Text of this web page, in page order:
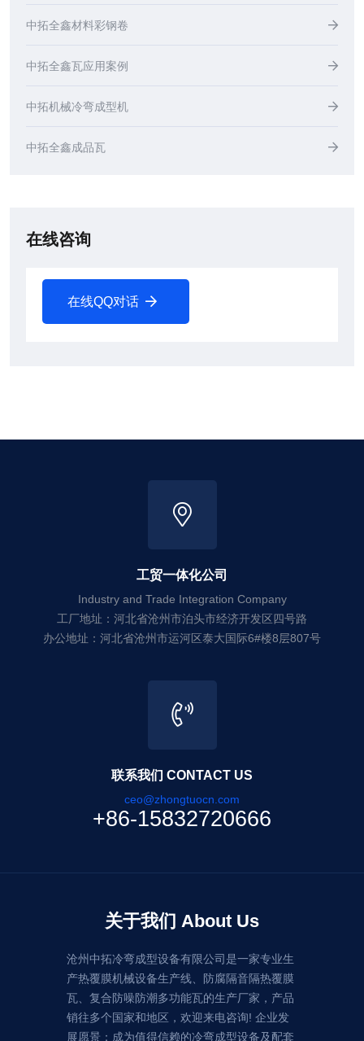
中拓全鑫材料彩钢卷
中拓全鑫瓦应用案例
中拓机械冷弯成型机
中拓全鑫成品瓦
在线咨询
在线QQ对话
工贸一体化公司
Industry and Trade Integration Company
工厂地址：河北省沧州市泊头市经济开发区四号路
办公地址：河北省沧州市运河区泰大国际6#楼8层807号
联系我们 CONTACT US
ceo@zhongtuocn.com
+86-15832720666
关于我们 About Us
沧州中拓冷弯成型设备有限公司是一家专业生
产热覆膜机械设备生产线、防腐隔音隔热覆膜
瓦、复合防噪防潮多功能瓦的生产厂家，产品
销往多个国家和地区，欢迎来电咨询! 企业发
展愿景：成为值得信赖的冷弯成型设备及配套